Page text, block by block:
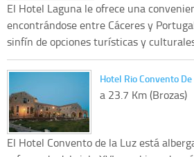
El Hotel Laguna le ofrece una
encontrándose entre Cáceres y
sinfín de opciones turísticas y
Hotel Rio Convento De
a 23.7 Km (Brozas)
El Hotel Convento de la Luz está